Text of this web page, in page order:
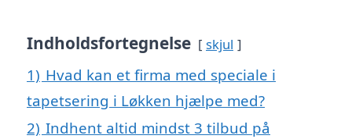
Indholdsfortegnelse skjul
1) Hvad kan et firma med speciale i
tapetsering i Løkken hjælpe med?
2) Indhent altid mindst 3 tilbud på